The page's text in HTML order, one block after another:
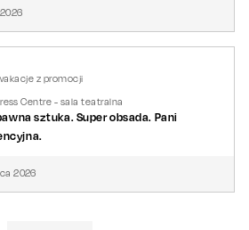
2026
z promocji
Centre - sala teatralna
sztuka. Super obsada. Pani
2026